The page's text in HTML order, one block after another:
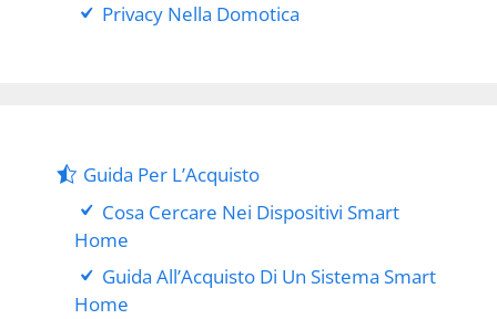
Privacy Nella Domotica
Guida Per L’Acquisto
Cosa Cercare Nei Dispositivi Smart
Home
Guida All’Acquisto Di Un Sistema Smart
Home